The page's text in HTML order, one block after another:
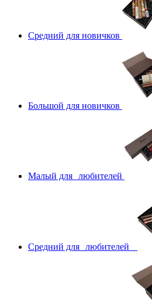
Средний для новичков
Большой для новичков
Малый для любителей
Средний для любителей